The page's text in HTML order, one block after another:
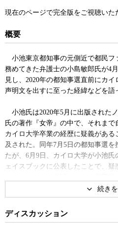
現在のページで完全版をご視聴いた
概要
小池東京都知事の元側近で都民フ
務めてきた弁護士の小島敏郎氏が4
見し、2020年の都知事選直前にカ
声明文を出すに至った経緯などを語
小池氏は2020年5月に出版された
氏の著作『女帝』の中で、それま
カイロ大学卒業の経歴に疑義があ
及された。同年7月5日の都知事選
たが、6月9日、カイロ大学が小池
ェイスブックに公表したことで、
小島氏はこの声明を公表する案は
て、元ジャーナリストで同じく小
ディスカッション